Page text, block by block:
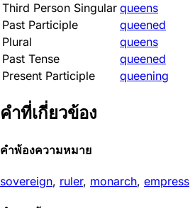
Third Person Singular queens
Past Participle
queened
Plural
queens
Past Tense
queened
Present Participle
queening
คำที่เกี่ยวข้อง
คำพ้องความหมาย
sovereign, ruler, monarch, empress